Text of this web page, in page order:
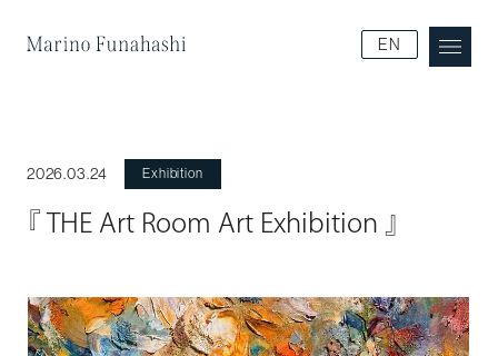
EN
2026.03.24 Exhibition
『 THE Art Room Art Exhibition 』